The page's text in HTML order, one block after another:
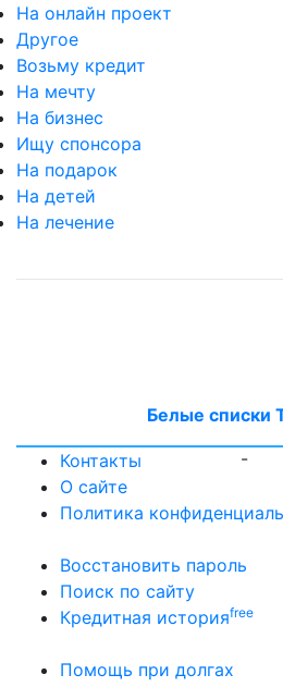
На онлайн проект
Другое
Возьму кредит
На мечту
На бизнес
Ищу спонсора
На подарок
На детей
На лечение
Белые списки
-
Контакты
О сайте
Политика
Восстановить пароль
Поиск по сайту
Кредитная историяfree
Помощь при долгах